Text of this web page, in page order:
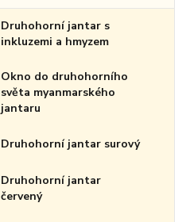
Druhohorní jantar s
inkluzemi a hmyzem
Okno do druhohorního
světa myanmarského
jantaru
Druhohorní jantar surový
Druhohorní jantar
červený